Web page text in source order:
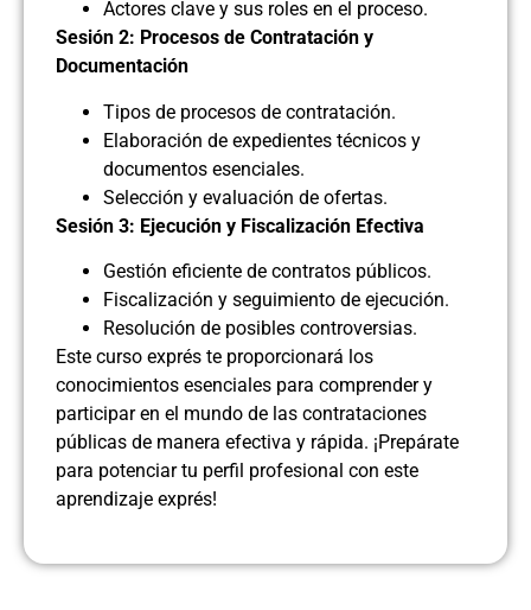
Actores clave y sus roles en el proceso.
Sesión 2: Procesos de Contratación y
Documentación
Tipos de procesos de contratación.
Elaboración de expedientes técnicos y
documentos esenciales.
Selección y evaluación de ofertas.
Sesión 3: Ejecución y Fiscalización Efectiva
Gestión eficiente de contratos públicos.
Fiscalización y seguimiento de ejecución.
Resolución de posibles controversias.
Este curso exprés te proporcionará los
conocimientos esenciales para comprender y
participar en el mundo de las contrataciones
públicas de manera efectiva y rápida. ¡Prepárate
para potenciar tu perfil profesional con este
aprendizaje exprés!